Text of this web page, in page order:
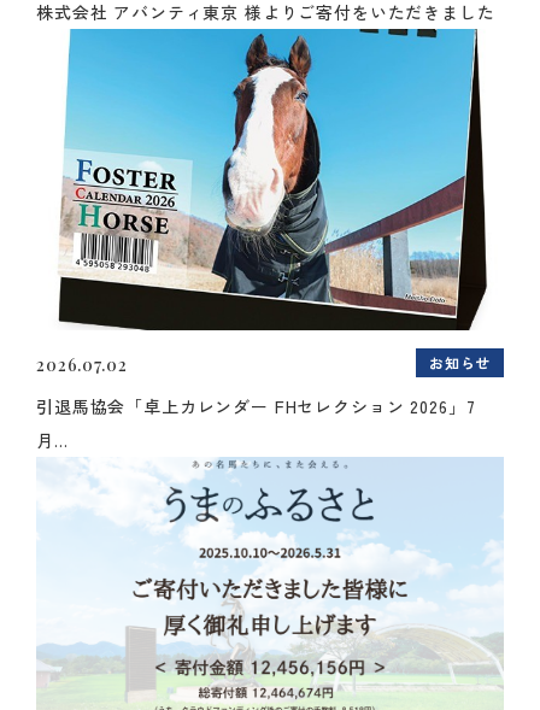
株式会社 アバンティ東京 様よりご寄付をいただきました
2026.07.02 お知らせ
引退馬協会「卓上カレンダー FHセレクション 2026」7
月...